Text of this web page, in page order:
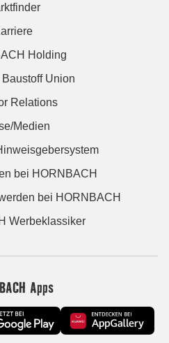
Holding
Union
Relations
Medien
bei HORNBACH
bei HORNBACH
Werbeklassiker
Apps